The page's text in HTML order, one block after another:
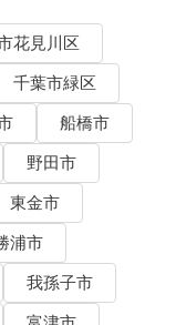
花見川区
千葉市緑区
船橋市
野田市
東金市
浦市
我孫子市